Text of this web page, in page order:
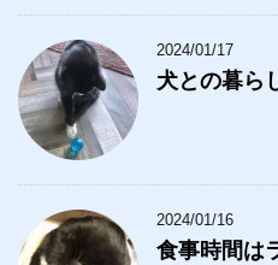
2024/01/17
犬との暮ら
2024/01/16
食事時間は